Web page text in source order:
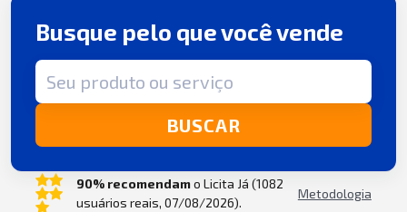
Busque pelo que você vende
Termo de busca
BUSCAR
90% recomendamo Licita Já (1082
usuários reais, 07/08/2026).
Metodologia